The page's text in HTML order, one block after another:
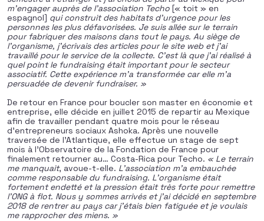
m’engager auprès de l’association Techo [« toit » en
espagnol] qui construit des habitats d’urgence pour les
personnes les plus défavorisées. Je suis allée sur le terrain
pour fabriquer des maisons dans tout le pays. Au siège de
l’organisme, j’écrivais des articles pour le site web et j’ai
travaillé pour le service de la collecte. C’est là que j’ai réalisé à
quel point le fundraising était important pour le secteur
associatif. Cette expérience m’a transformée car elle m’a
persuadée de devenir fundraiser. »
De retour en France pour boucler son master en économie et
entreprise, elle décide en juillet 2015 de repartir au Mexique
afin de travailler pendant quatre mois pour le réseau
d’entrepreneurs sociaux Ashoka. Après une nouvelle
traversée de l’Atlantique, elle effectue un stage de sept
mois à l’Observatoire de la Fondation de France pour
finalement retourner au… Costa-Rica pour Techo. « Le terrain
me manquait, avoue-t-elle. L’association m’a embauchée
comme responsable du fundraising. L’organisme était
fortement endetté et la pression était très forte pour remettre
l’ONG à flot. Nous y sommes arrivés et j’ai décidé en septembre
2018 de rentrer au pays car j’étais bien fatiguée et je voulais
me rapprocher des miens. »